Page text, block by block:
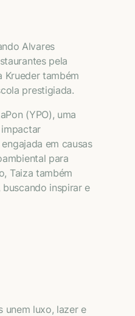
Alvares
pela
Krueder também
prestigiada.
(YPO), uma
em causas
para
Taiza também
inspirar e
unem luxo, lazer e